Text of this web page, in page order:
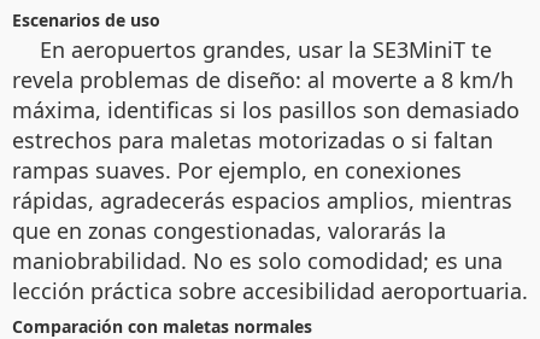
Escenarios de uso
En aeropuertos grandes, usar la SE3MiniT te
revela problemas de diseño: al moverte a 8 km/h
máxima, identificas si los pasillos son demasiado
estrechos para maletas motorizadas o si faltan
rampas suaves. Por ejemplo, en conexiones
rápidas, agradecerás espacios amplios, mientras
que en zonas congestionadas, valorarás la
maniobrabilidad. No es solo comodidad; es una
lección práctica sobre accesibilidad aeroportuaria.
Comparación con maletas normales